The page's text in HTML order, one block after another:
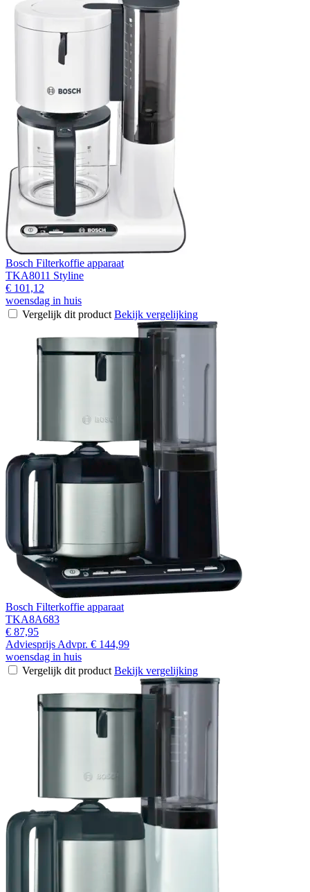
Bosch Filterkoffie apparaat
TKA8011 Styline
€ 101,12
woensdag in huis
Vergelijk dit product Bekijk vergelijking
Bosch Filterkoffie apparaat
TKA8A683
€ 87,95
Adviesprijs Advpr. € 144,99
woensdag in huis
Vergelijk dit product Bekijk vergelijking